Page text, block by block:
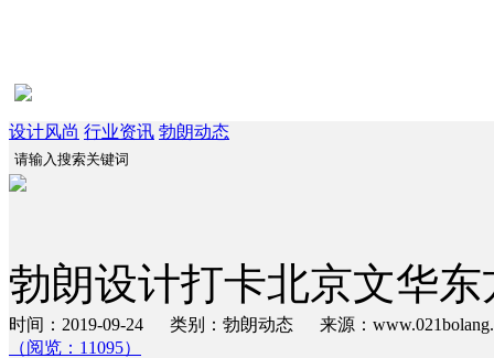
设计风尚 行业资讯 勃朗动态
勃朗设计打卡北京文华
时间：2019-09-24 类别：勃朗动态 来源：
（阅览：11095）